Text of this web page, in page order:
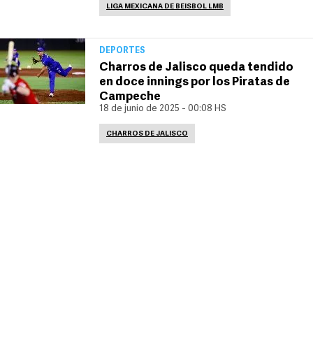
LIGA MEXICANA DE BEISBOL LMB
DEPORTES
Charros de Jalisco queda tendido
en doce innings por los Piratas de
Campeche
18 de junio de 2025 - 00:08 HS
CHARROS DE JALISCO